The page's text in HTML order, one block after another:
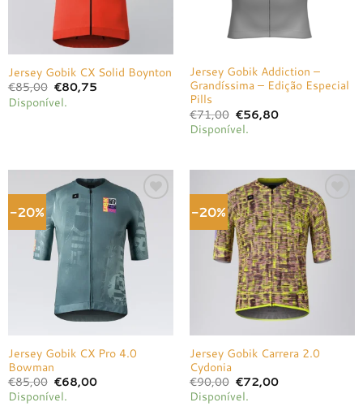
Jersey Gobik CX Solid Boynton
€85,00 O
preço
original
€80,75O
Disponível.
Jersey Gobik Addiction –
Grandíssima – Edição Especial
Pills
€71,00 O
preço
original
€56,80O
Disponível.
-20%
Adicionar
à lista de
desejos
Jersey Gobik CX Pro 4.0
Bowman
€85,00 O
preço
original
€68,00O
Disponível.
-20%
Adicionar
à lista de
desejos
Jersey Gobik Carrera 2.0
Cydonia
€90,00 O
preço
original
€72,00O
Disponível.